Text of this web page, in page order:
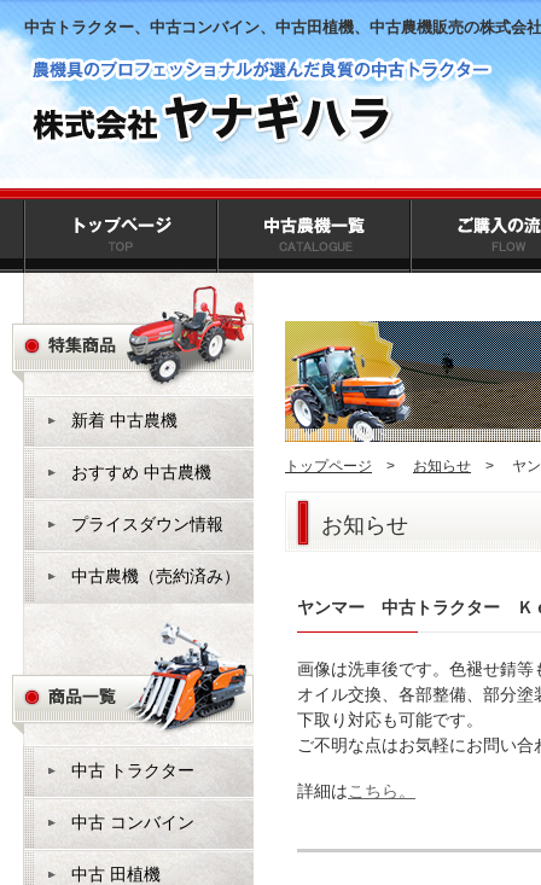
中古トラクター、中古コンバイン、中古田植機、中古農機販売の株式会
トップページ > お知らせ > ヤ
お知らせ
ヤンマー 中古トラクター Ｋ
画像は洗車後です。色褪せ錆等
オイル交換、各部整備、部分
下取り対応も可能です。
ご不明な点はお気軽にお問い合
詳細はこちら。
新着 中古農機
おすすめ 中古農機
プライスダウン情報
中古農機（売約済み）
中古 トラクター
中古 コンバイン
中古 田植機